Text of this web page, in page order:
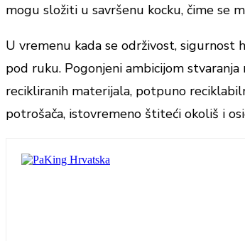
mogu složiti u savršenu kocku, čime se
U vremenu kada se održivost, sigurnost
pod ruku. Pogonjeni ambicijom
recikliranih materijala, potpuno
potrošača, istovremeno štiteći okoliš i